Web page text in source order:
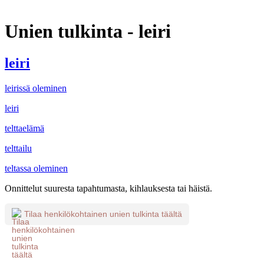
Unien tulkinta - leiri
leiri
leirissä oleminen
leiri
telttaelämä
telttailu
teltassa oleminen
Onnittelut suuresta tapahtumasta, kihlauksesta tai häistä.
Tilaa henkilökohtainen unien tulkinta täältä